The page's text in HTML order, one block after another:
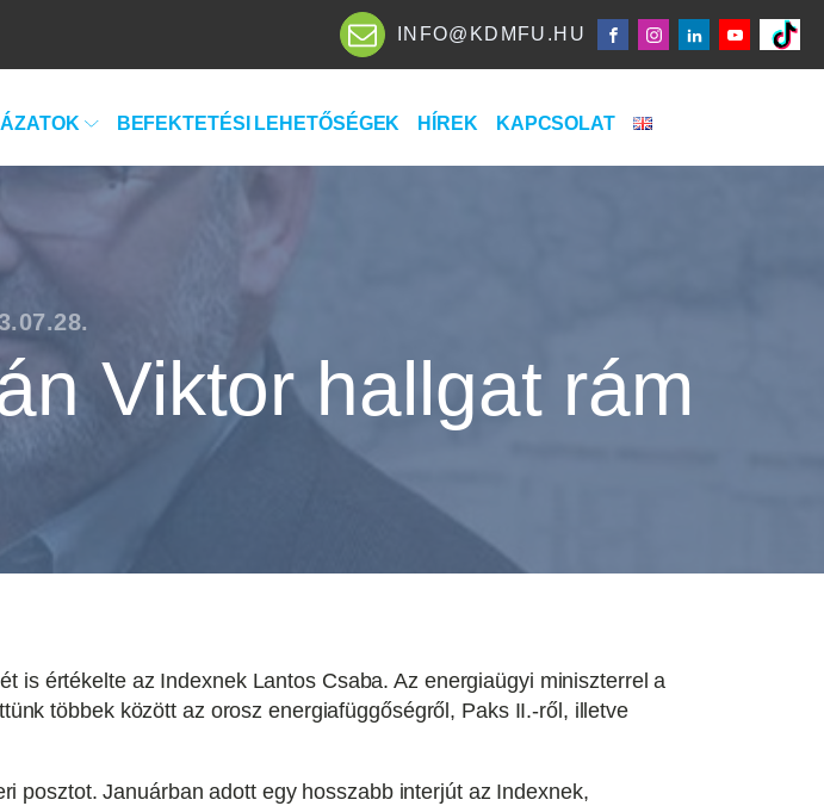
INFO@KDMFU.HU
BEFEKTETÉSI LEHETŐSÉGEK HÍREK KAPCSOLAT
Viktor hallgat rám
is értékelte az Indexnek Lantos Csaba. Az energiaügyi miniszterrel a
többek között az orosz energiafüggőségről, Paks II.-ről, illetve
posztot. Januárban adott egy hosszabb interjút az Indexnek,